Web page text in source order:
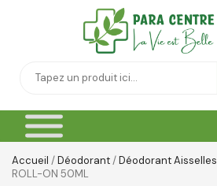
Accueil /Déodorant/Déodorant Aisselles
ROLL-ON 50ML